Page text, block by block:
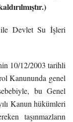
Devlet Su İşleri
10/12/2003 tarihli
Kanununda genel
bu Genel
Kanun hükümleri
taşınmazların